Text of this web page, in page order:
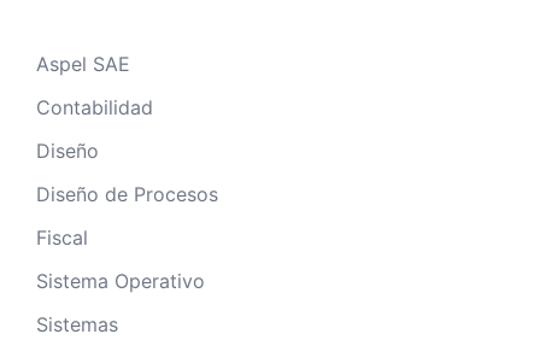
Aspel SAE
Contabilidad
Diseño
Diseño de Procesos
Fiscal
Sistema Operativo
Sistemas